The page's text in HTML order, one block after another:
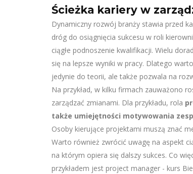
Ścieżka kariery w
Dynamiczny rozwój branży stawia przed
dróg do osiągnięcia sukcesu w roli
ciągłe podnoszenie kwalifikacji. Wielu
się na lepsze wyniki w pracy. Dlatego
jedynie do teorii, ale także pozwala na
Na przykład, w kilku firmach zauważono
zarządzać zmianami. Dla przykładu, rola
także umiejętności motywowania
Osoby kierujące projektami muszą znać
Warto również zwrócić uwagę na aspekt
na którym opiera się dalszy sukces. Co
przykładem jest project manager - kurs